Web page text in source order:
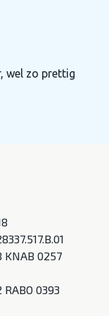
wel zo prettig
KNAB 0257
RABO 0393